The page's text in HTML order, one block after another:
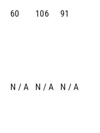
60 106 91
N / A N / A N / A